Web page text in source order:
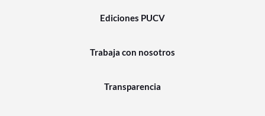
Ediciones PUCV
Trabaja con nosotros
Transparencia